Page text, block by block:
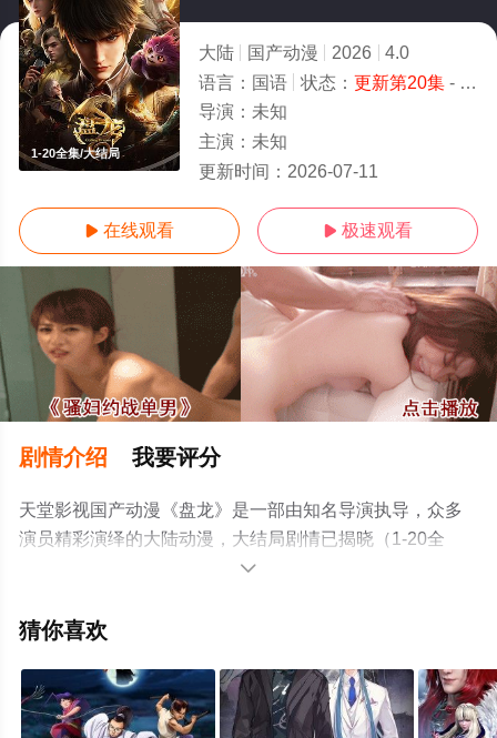
1-20全集/大结局
大陆 国产动漫 2026
4.0
语言： 国语 状态： 更新第20集- 免费在线观看
导演： 未知
主演： 未知
更新时间： 2026-07-11
 在线观看  极速观看
剧情介绍 我要评分
天堂影视国产动漫《盘龙》是一部由知名导演执导，众多
演员精彩演绎的大陆动漫，大结局剧情已揭晓（1-20全
集），手机免费观看高清无删减完整版动漫全集就来天堂
网等平台了解。

猜你喜欢